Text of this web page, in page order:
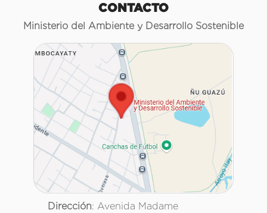
CONTACTO
Ministerio del Ambiente y Desarrollo Sostenible
Dirección: Avenida Madame